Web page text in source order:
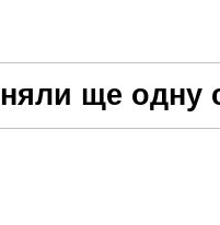
ще